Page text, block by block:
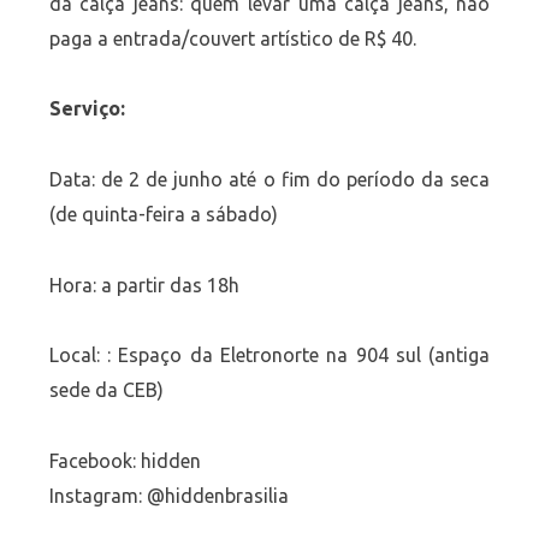
paga a entrada/couvert artístico de R$ 40.
Serviço:
Data: de 2 de junho até o fim do período da seca
(de quinta-feira a sábado)
Hora: a partir das 18h
Local: : Espaço da Eletronorte na 904 sul (antiga
sede da CEB)
Facebook: hidden
Instagram: @hiddenbrasilia